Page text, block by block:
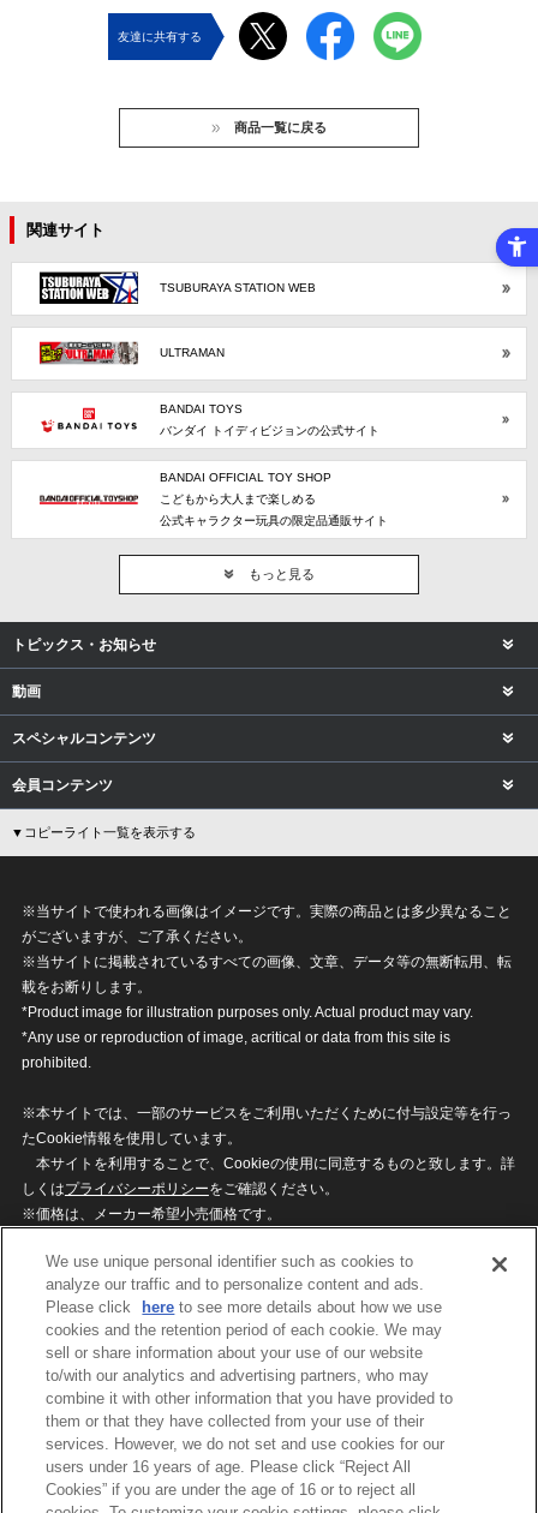
友達に共有する
商品一覧に戻る
関連サイト
TSUBURAYA STATION WEB
ULTRAMAN
BANDAI TOYS
バンダイ トイディビジョンの公式サイト
BANDAI OFFICIAL TOY SHOP
こどもから大人まで楽しめる
公式キャラクター玩具の限定品通販サイト
もっと見る
トピックス・お知らせ
動画
スペシャルコンテンツ
会員コンテンツ
▼コピーライト一覧を表示する
※当サイトで使われる画像はイメージです。実際の商品とは多少異なること
がございますが、ご了承ください。
※当サイトに掲載されているすべての画像、文章、データ等の無断転用、転
載をお断りします。
*Product image for illustration purposes only. Actual product may vary.
*Any use or reproduction of image, acritical or data from this site is
prohibited.
※本サイトでは、一部のサービスをご利用いただくために付与設定等を行っ
たCookie情報を使用しています。
本サイトを利用することで、Cookieの使用に同意するものと致します。詳
しくはプライバシーポリシーをご確認ください。
※価格は、メーカー希望小売価格です。
ざいますのでご了承ください。
privacypolicy
Do Not Sell or Share My
Personal Information
ウェブサイトご利用条件
ソーシャルメディアポリシー
個人情報保護方針
お問い合わせ
©BANDAI
We use unique personal identifier such as cookies to
analyze our traffic and to personalize content and ads.
Please click
here to see more details about how we use
cookies and the retention period of each cookie. We may
sell or share information about your use of our website
to/with our analytics and advertising partners, who may
combine it with other information that you have provided to
them or that they have collected from your use of their
services. However, we do not set and use cookies for our
users under 16 years of age. Please click “Reject All
Cookies” if you are under the age of 16 or to reject all